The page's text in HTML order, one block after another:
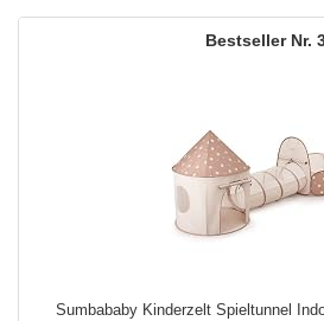
Sumbababy Kinderzelt Spieltunnel